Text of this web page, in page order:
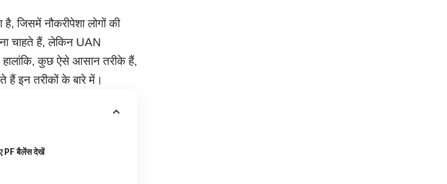
है, जिसमें नौकरीपेशा लोगों की
चाहते हैं, लेकिन UAN
कुछ ऐसे आसान तरीके हैं,
इन तरीकों के बारे में।
PF बैलेंस देखें